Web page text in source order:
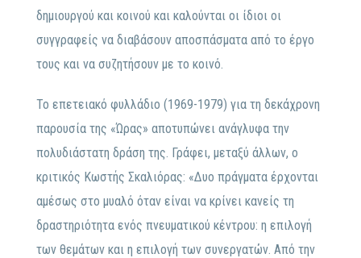
δημιουργού και κοινού και καλούνται οι ίδιοι οι
συγγραφείς να διαβάσουν αποσπάσματα από το έργο
τους και να συζητήσουν με το κοινό.
Το επετειακό φυλλάδιο (1969-1979) για τη δεκάχρονη
παρουσία της «Ώρας» αποτυπώνει ανάγλυφα την
πολυδιάστατη δράση της. Γράφει, μεταξύ άλλων, ο
κριτικός Κωστής Σκαλιόρας: «Δυο πράγματα έρχονται
αμέσως στο μυαλό όταν είναι να κρίνει κανείς τη
δραστηριότητα ενός πνευματικού κέντρου: η επιλογή
των θεμάτων και η επιλογή των συνεργατών. Από την